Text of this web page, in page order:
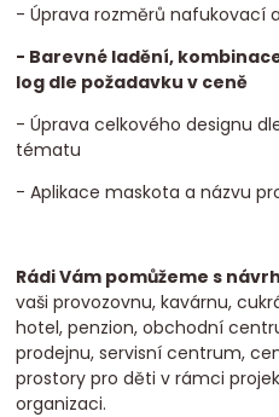
- Úprava rozměrů nafukovací
- Barevné ladění,
log dle požadavku v ceně
- Úprava celkového designu
tématu
- Aplikace maskota a názvu
Rádi Vám pomůžeme s
vaši provozovnu, kavárnu,
hotel, penzion, obchodní
prodejnu, servisní centrum,
prostory pro děti v rámci
organizaci.